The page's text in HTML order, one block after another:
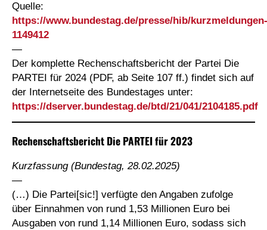
Quelle:
https://www.bundestag.de/presse/hib/kurzmeldungen-
1149412
—
Der komplette Rechenschaftsbericht der Partei Die
PARTEI für 2024 (PDF, ab Seite 107 ff.) findet sich auf
der Internetseite des Bundestages unter:
https://dserver.bundestag.de/btd/21/041/2104185.pdf
Rechenschaftsbericht Die PARTEI für 2023
Kurzfassung (Bundestag, 28.02.2025)
—
(…) Die Partei[sic!] verfügte den Angaben zufolge
über Einnahmen von rund 1,53 Millionen Euro bei
Ausgaben von rund 1,14 Millionen Euro, sodass sich